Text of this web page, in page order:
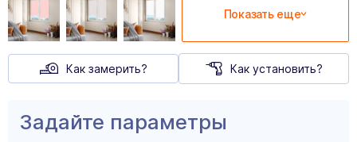
Показать еще
Как замерить? Как установить?
Задайте параметры